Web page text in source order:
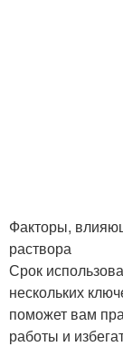
Факторы,
раствора
Срок
нескольких
поможет вам
работы и